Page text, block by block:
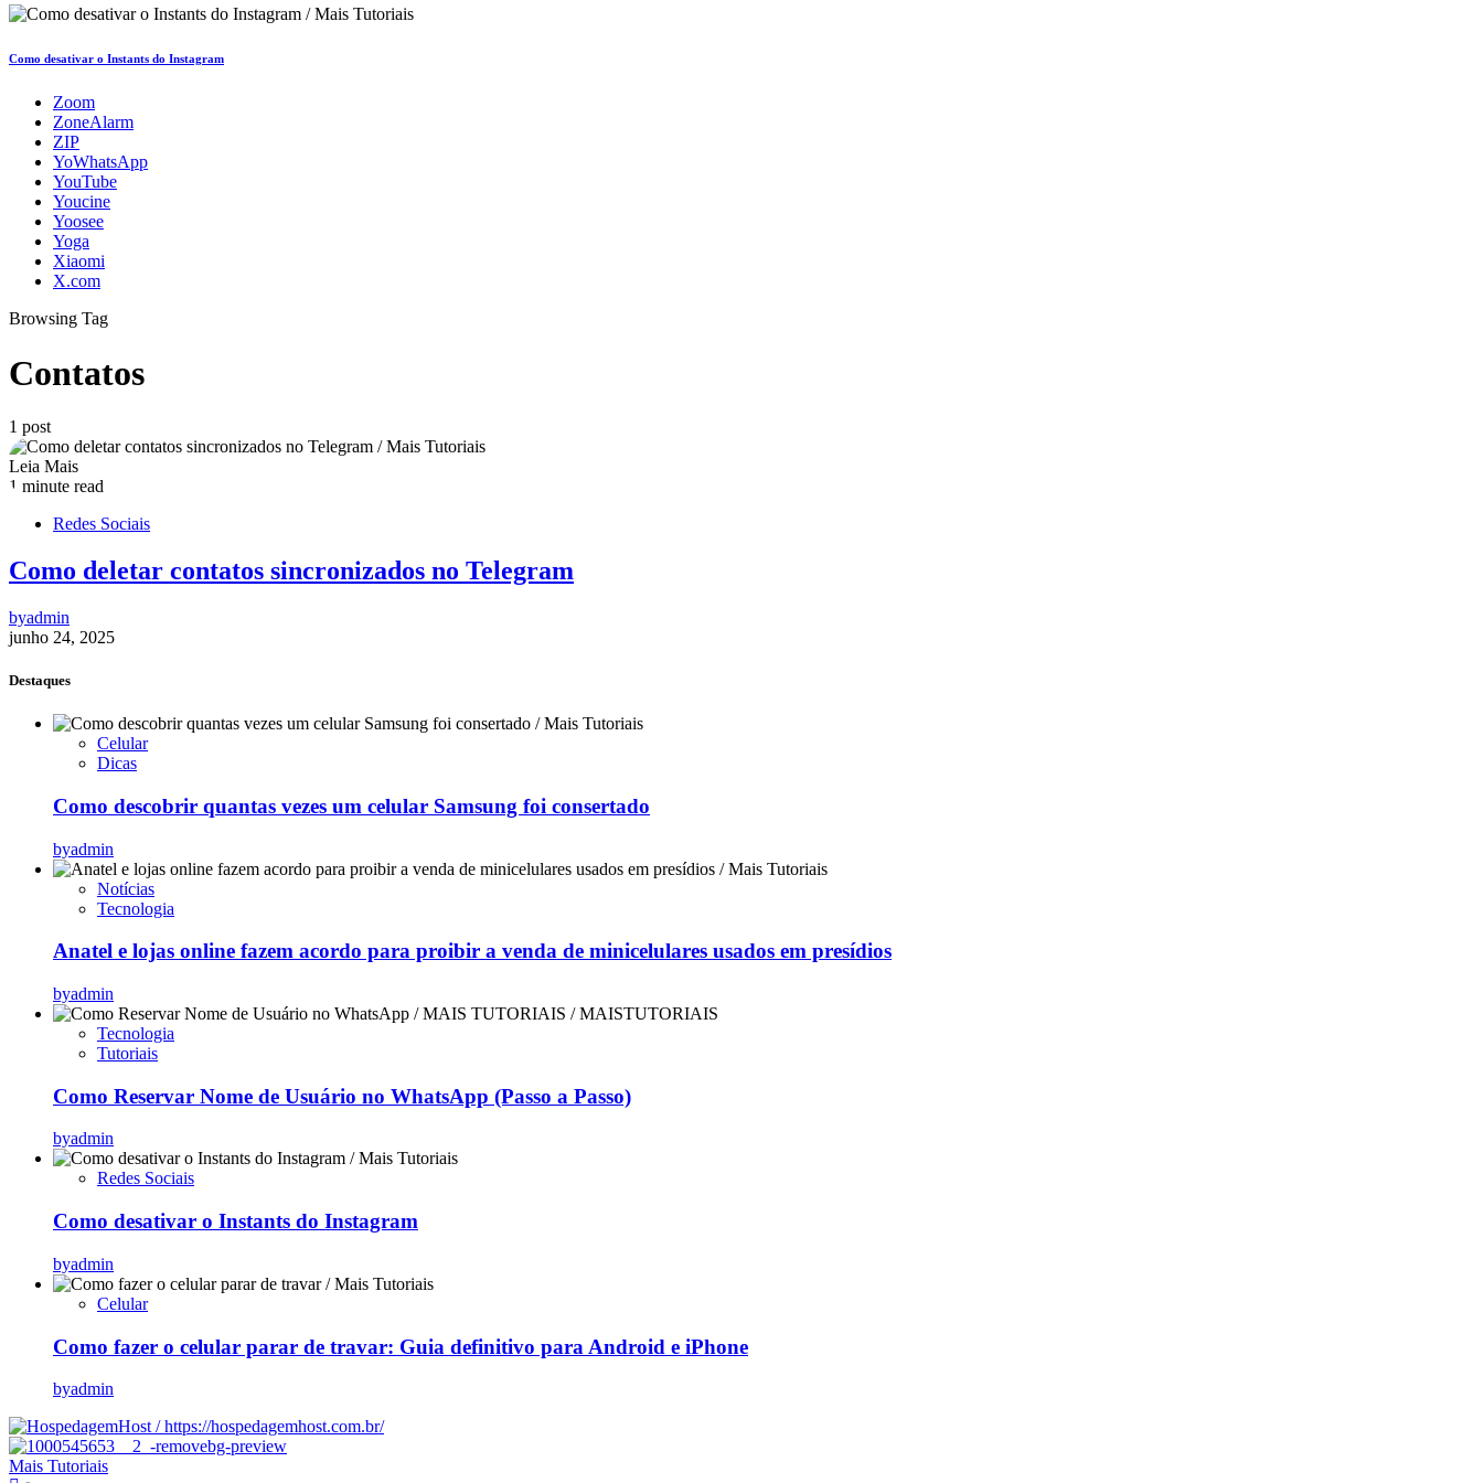
Como desativar o Instants do Instagram
Zoom
ZoneAlarm
ZIP
YoWhatsApp
YouTube
Youcine
Yoosee
Yoga
Xiaomi
X.com
Browsing Tag
Contatos
1 post
Leia Mais
1 minute read
Redes Sociais
Como deletar contatos sincronizados no Telegram
byadmin
junho 24, 2025
Destaques
Celular
Dicas
Como descobrir quantas vezes um celular Samsung foi consertado
byadmin
Notícias
Tecnologia
Anatel e lojas online fazem acordo para proibir a venda de minicelulares usados em presídios
byadmin
Tecnologia
Tutoriais
Como Reservar Nome de Usuário no WhatsApp (Passo a Passo)
byadmin
Redes Sociais
Como desativar o Instants do Instagram
byadmin
Celular
Como fazer o celular parar de travar: Guia definitivo para Android e iPhone
byadmin
Mais Tutoriais